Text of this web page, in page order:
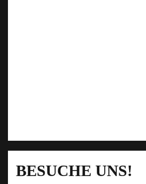
BESUCHE UNS!